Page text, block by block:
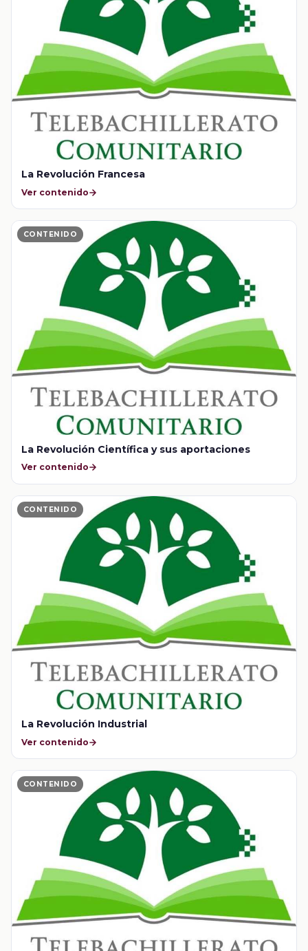
La Revolución Francesa
Ver contenido
CONTENIDO
La Revolución Científica y sus aportaciones
Ver contenido
CONTENIDO
La Revolución Industrial
Ver contenido
CONTENIDO